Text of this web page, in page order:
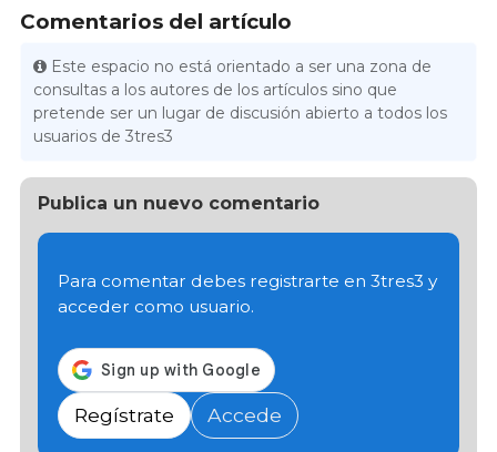
Comentarios del artículo
Este espacio no está orientado a ser una zona de
consultas a los autores de los artículos sino que
pretende ser un lugar de discusión abierto a todos los
usuarios de 3tres3
Publica un nuevo comentario
Para comentar debes registrarte en 3tres3 y
acceder como usuario.
Regístrate Accede